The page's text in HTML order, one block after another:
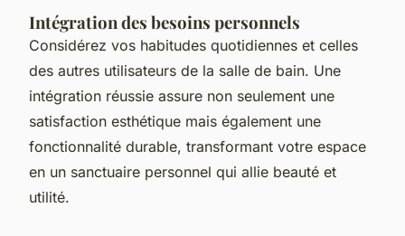
Intégration des besoins personnels
Considérez vos habitudes quotidiennes et celles
des autres utilisateurs de la salle de bain. Une
intégration réussie assure non seulement une
satisfaction esthétique mais également une
fonctionnalité durable, transformant votre espace
en un sanctuaire personnel qui allie beauté et
utilité.